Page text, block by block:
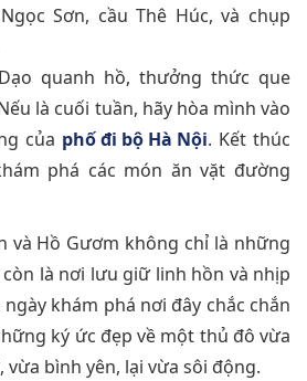
Sơn, cầu Thê Húc, và chụp
Dạo quanh hồ, thưởng thức que
là cuối tuần, hãy hòa mình vào
của phố đi bộ Hà Nội. Kết thúc
phá các món ăn vặt đường
và Hồ Gươm không chỉ là những
là nơi lưu giữ linh hồn và nhịp
khám phá nơi đây chắc chắn
ký ức đẹp về một thủ đô vừa
vừa bình yên, lại vừa sôi động.